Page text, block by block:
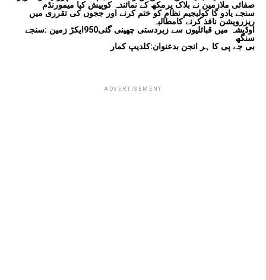
صفائی ملازمین نے بلاک پرمکھ کے نمائندہ کوپیش کیا میمورنڈم
سنجے یادو کا کولیجیم نظام کو ختم کرنے اور ججوں کی تقرری میں
ریزرویشن نافذ کرنے کامطالبہ
اوڈیشہ میں قبائلیوں سے زبردستی چھینی گئی950ایکڑ زمین :سنجے
سنگھ
بی جے پی کا ہر انجن بدعنوان:کلدیپ کمار
ADVERTISEMENT